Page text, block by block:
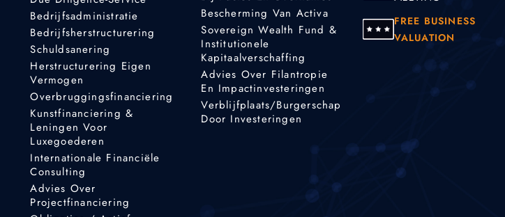
Bedrijfsadministratie
Bedrijfsherstructurering
Schuldsanering
Herstructurering Eigen
Vermogen
Overbruggingsfinanciering
Kunstfinanciering &
Leningen Voor
Luxegoederen
Internationale Financiële
Consulting
Advies Over
Projectfinanciering
Bescherming Van Activa
Sovereign Wealth Fund &
Institutionele
Kapitaalverschaffing
Advies Over Filantropie
En Impactinvesteringen
Verblijfplaats/burgerschap
Door Investeringen
FREE BUSINESS
VALUATION